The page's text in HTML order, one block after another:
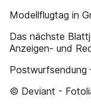
Modellflugtag in
Das nächste
Anzeigen- und
Postwurfsendung
© Deviant -